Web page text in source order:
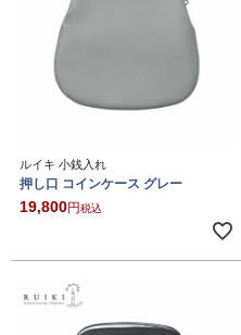
ルイキ 小銭入れ
押し口 コインケース グレー
19,800 税込